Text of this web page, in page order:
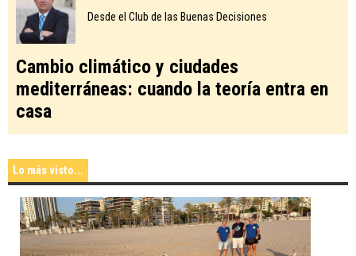
Desde el Club de las Buenas Decisiones
Cambio climático y ciudades
mediterráneas: cuando la teoría entra en
casa
Lo más visto...